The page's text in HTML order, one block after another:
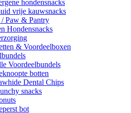
hondensnacks
vrije kauwsnacks
Paw & Pantry
Hondensnacks
& Voordeelboxen
Voordeelbundels
botten
Dental Chips
snacks
bot